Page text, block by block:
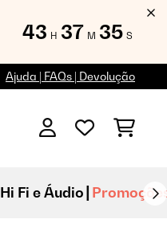
43 H 37 M 34 S
Ajuda | FAQs | Devolução
Hi Fi e Áudio